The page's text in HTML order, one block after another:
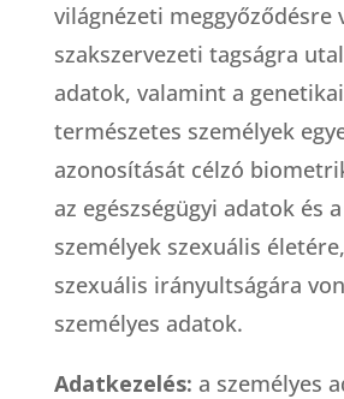
világnézeti meggyőződésre
szakszervezeti tagságra
adatok, valamint a
természetes személyek
azonosítását célzó
az egészségügyi adatok és
személyek szexuális
szexuális irányultságára
személyes adatok.
Adatkezelés: a személyes